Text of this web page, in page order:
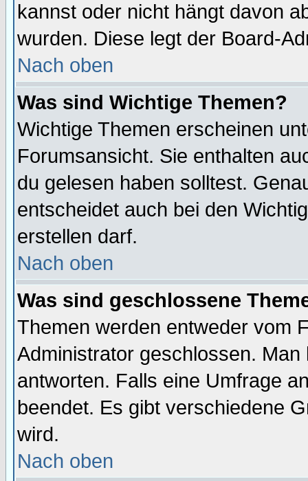
kannst oder nicht hängt davon
wurden. Diese legt der Board-
Nach oben
Was sind Wichtige Themen?
Wichtige Themen erscheinen
Forumsansicht. Sie enthalten
du gelesen haben solltest.
entscheidet auch bei den
erstellen darf.
Nach oben
Was sind geschlossene
Themen werden entweder vom
Administrator geschlossen.
antworten. Falls eine Umfrage
beendet. Es gibt verschiedene
wird.
Nach oben